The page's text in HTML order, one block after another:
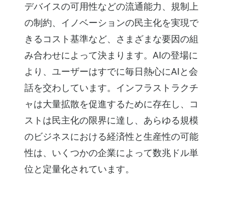
デバイスの可用性などの流通能力、規制上
の制約、イノベーションの民主化を実現で
きるコスト基準など、さまざまな要因の組
み合わせによって決まります。AIの登場に
より、ユーザーはすでに毎日熱心にAIと会
話を交わしています。インフラストラクチ
ャは大量拡散を促進するために存在し、コ
ストは民主化の限界に達し、あらゆる規模
のビジネスにおける経済性と生産性の可能
性は、いくつかの企業によって数兆ドル単
位と定量化されています。